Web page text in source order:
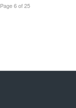
Page 6 of 25